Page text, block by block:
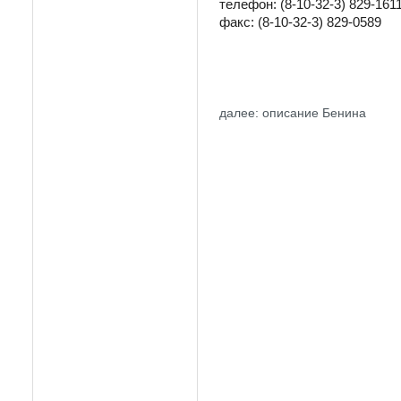
телефон: (8-10-32-3) 829-
факс: (8-10-32-3) 829-0589
далее: описание Бенина